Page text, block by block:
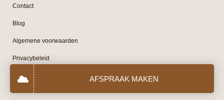
Contact
Blog
Algemene voorwaarden
Privacybeleid
AFSPRAAK MAKEN